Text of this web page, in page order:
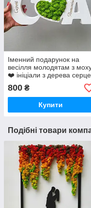
Іменний подарунок на
весілля молодятам з
❤️ ініціали з дерева серце
персоналізований декор
800 ₴
Купити
Подібні товари